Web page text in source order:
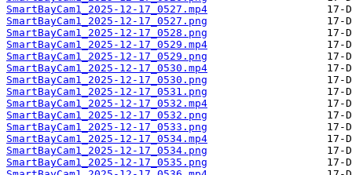
SmartBayCam1_2025-12-17_0527.mp4
SmartBayCam1_2025-12-17_0527.png
SmartBayCam1_2025-12-17_0528.png
SmartBayCam1_2025-12-17_0529.mp4
SmartBayCam1_2025-12-17_0529.png
SmartBayCam1_2025-12-17_0530.mp4
SmartBayCam1_2025-12-17_0530.png
SmartBayCam1_2025-12-17_0531.png
SmartBayCam1_2025-12-17_0532.mp4
SmartBayCam1_2025-12-17_0532.png
SmartBayCam1_2025-12-17_0533.png
SmartBayCam1_2025-12-17_0534.mp4
SmartBayCam1_2025-12-17_0534.png
SmartBayCam1_2025-12-17_0535.png